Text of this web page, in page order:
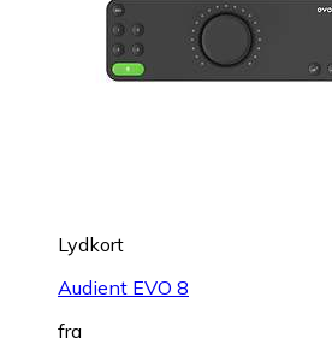
Lydkort
Audient EVO 8
fra